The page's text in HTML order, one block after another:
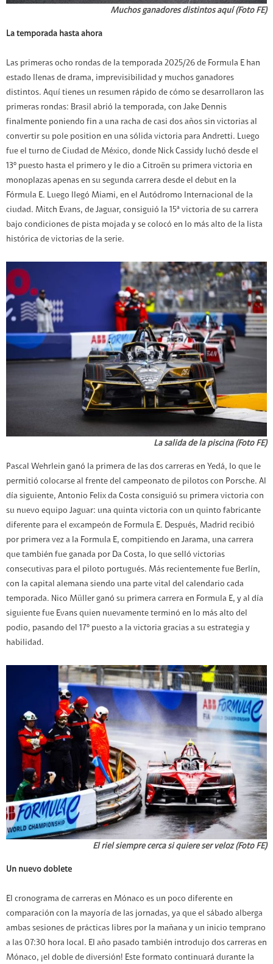
Muchos ganadores distintos aquí (Foto FE)
La temporada hasta ahora
Las primeras ocho rondas de la temporada 2025/26 de Formula E han
estado llenas de drama, imprevisibilidad y muchos ganadores
distintos. Aquí tienes un resumen rápido de cómo se desarrollaron las
primeras rondas: Brasil abrió la temporada, con Jake Dennis
finalmente poniendo fin a una racha de casi dos años sin victorias al
convertir su pole position en una sólida victoria para Andretti. Luego
fue el turno de Ciudad de México, donde Nick Cassidy luchó desde el
13º puesto hasta el primero y le dio a Citroën su primera victoria en
monoplazas apenas en su segunda carrera desde el debut en la
Fórmula E. Luego llegó Miami, en el Autódromo Internacional de la
ciudad. Mitch Evans, de Jaguar, consiguió la 15ª victoria de su carrera
bajo condiciones de pista mojada y se colocó en lo más alto de la lista
histórica de victorias de la serie.
La salida de la piscina (Foto FE)
Pascal Wehrlein ganó la primera de las dos carreras en Yedá, lo que le
permitió colocarse al frente del campeonato de pilotos con Porsche. Al
día siguiente, Antonio Felix da Costa consiguió su primera victoria con
su nuevo equipo Jaguar: una quinta victoria con un quinto fabricante
diferente para el excampeón de Formula E. Después, Madrid recibió
por primera vez a la Formula E, compitiendo en Jarama, una carrera
que también fue ganada por Da Costa, lo que selló victorias
consecutivas para el piloto portugués. Más recientemente fue Berlín,
con la capital alemana siendo una parte vital del calendario cada
temporada. Nico Müller ganó su primera carrera en Formula E, y al día
siguiente fue Evans quien nuevamente terminó en lo más alto del
podio, pasando del 17º puesto a la victoria gracias a su estrategia y
habilidad.
El riel siempre cerca si quiere ser veloz (Foto FE)
Un nuevo doblete
El cronograma de carreras en Mónaco es un poco diferente en
comparación con la mayoría de las jornadas, ya que el sábado alberga
ambas sesiones de prácticas libres por la mañana y un inicio temprano
a las 07:30 hora local. El año pasado también introdujo dos carreras en
Mónaco, ¡el doble de diversión! Este formato continuará durante la